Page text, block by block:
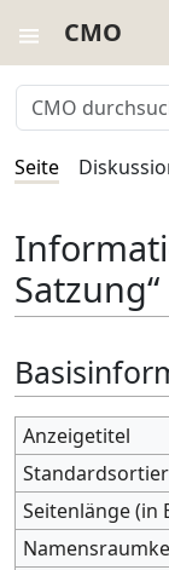
CMO
Seite
Satzung“
Anzeigetitel
Seitenlänge (in